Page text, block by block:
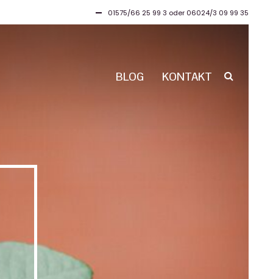
01575/66 25 99 3 oder 06024/3 09 99 35
BLOG KONTAKT